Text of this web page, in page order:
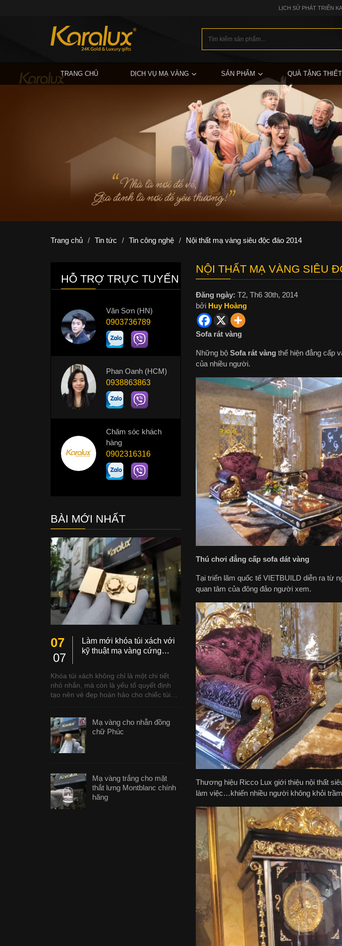
LỊCH SỬ PHÁT TRIỂN
TRANG CHỦ DỊCH VỤ MẠ VÀNG SẢN PHẨM QUÀ TẶNG
Trang chủ / Tin tức / Tin công nghệ / Nội thất mạ vàng siêu độc đáo 2014
NỘI THẤT MẠ VÀNG SIÊU
Đăng ngày: T2, Th6 30th, 2014
bởi Huy Hoàng
Sofa rát vàng
Những bộSofa rát vàngthể hiện đẳng cấp
của nhiều người.
Thú chơi đẳng cấp sofa dát vàng
Tại triển lãm quốc tế VIETBUILD diễn ra từ
quan tâm của đông đảo người xem.
Thương hiệu Ricco Lux giới thiệu nội thất
làm việc…khiến nhiều người không khỏi
HỖ TRỢ TRỰC TUYẾN
Văn Sơn (HN)
0903736789
Phan Oanh (HCM)
0938863863
Chăm sóc khách
hàng
0902316316
BÀI MỚI NHẤT
07
07
Làm mới khóa túi xách với
kỹ thuật mạ vàng cứng…
Khóa túi xách không chỉ là một chi tiết
nhỏ nhắn, mà còn là yếu tố quyết định
tạo nên vẻ đẹp hoàn hảo cho chiếc túi…
Mạ vàng cho nhẫn đồng
chữ Phúc
Mạ vàng trắng cho mặt
thắt lưng Montblanc chính
hãng